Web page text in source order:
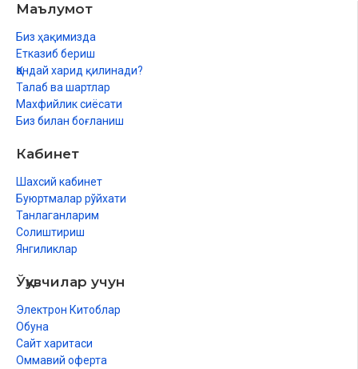
Маълумот
Биз ҳақимизда
Етказиб бериш
Қандай харид қилинади?
Талаб ва шартлар
Махфийлик сиёсати
Биз билан боғланиш
Кабинет
Шахсий кабинет
Буюртмалар рўйхати
Танлаганларим
Солиштириш
Янгиликлар
Ўқувчилар учун
Электрон Китоблар
Обуна
Сайт харитаси
Оммавий оферта